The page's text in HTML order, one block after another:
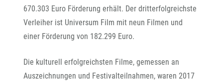
670.303 Euro Förderung erhält. Der dritterfolgreichste
Verleiher ist Universum Film mit neun Filmen und
einer Förderung von 182.299 Euro.
Die kulturell erfolgreichsten Filme, gemessen an
Auszeichnungen und Festivalteilnahmen, waren 2017